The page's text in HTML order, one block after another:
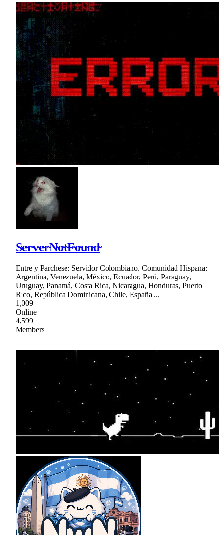
S̴e̴r̴v̴e̴r̴N̴o̴t̴F̴o̴u̴n̴d̴
Entre y Parchese: Servidor Colombiano. Comunidad Hispana:
Argentina, Venezuela, México, Ecuador, Perú, Paraguay,
Uruguay, Panamá, Costa Rica, Nicaragua, Honduras, Puerto
Rico, República Dominicana, Chile, España ...
1,009
Online
4,599
Members